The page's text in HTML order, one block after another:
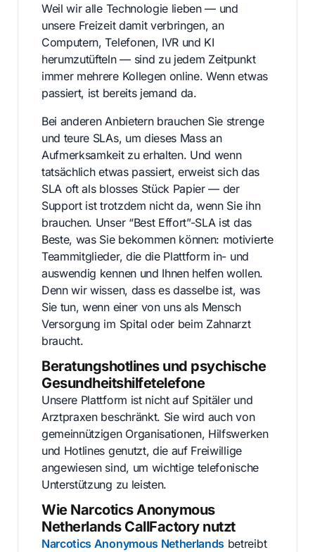
Weil wir alle Technologie lieben — und
unsere Freizeit damit verbringen, an
Computern, Telefonen, IVR und KI
herumzutüfteln — sind zu jedem Zeitpunkt
immer mehrere Kollegen online. Wenn etwas
passiert, ist bereits jemand da.
Bei anderen Anbietern brauchen Sie strenge
und teure SLAs, um dieses Mass an
Aufmerksamkeit zu erhalten. Und wenn
tatsächlich etwas passiert, erweist sich das
SLA oft als blosses Stück Papier — der
Support ist trotzdem nicht da, wenn Sie ihn
brauchen. Unser “Best Effort”-SLA ist das
Beste, was Sie bekommen können: motivierte
Teammitglieder, die die Plattform in- und
auswendig kennen und Ihnen helfen wollen.
Denn wir wissen, dass es dasselbe ist, was
Sie tun, wenn einer von uns als Mensch
Versorgung im Spital oder beim Zahnarzt
braucht.
Beratungshotlines und psychische
Gesundheitshilfetelefone
Unsere Plattform ist nicht auf Spitäler und
Arztpraxen beschränkt. Sie wird auch von
gemeinnützigen Organisationen, Hilfswerken
und Hotlines genutzt, die auf Freiwillige
angewiesen sind, um wichtige telefonische
Unterstützung zu leisten.
Wie Narcotics Anonymous
Netherlands CallFactory nutzt
Narcotics Anonymous Netherlands betreibt